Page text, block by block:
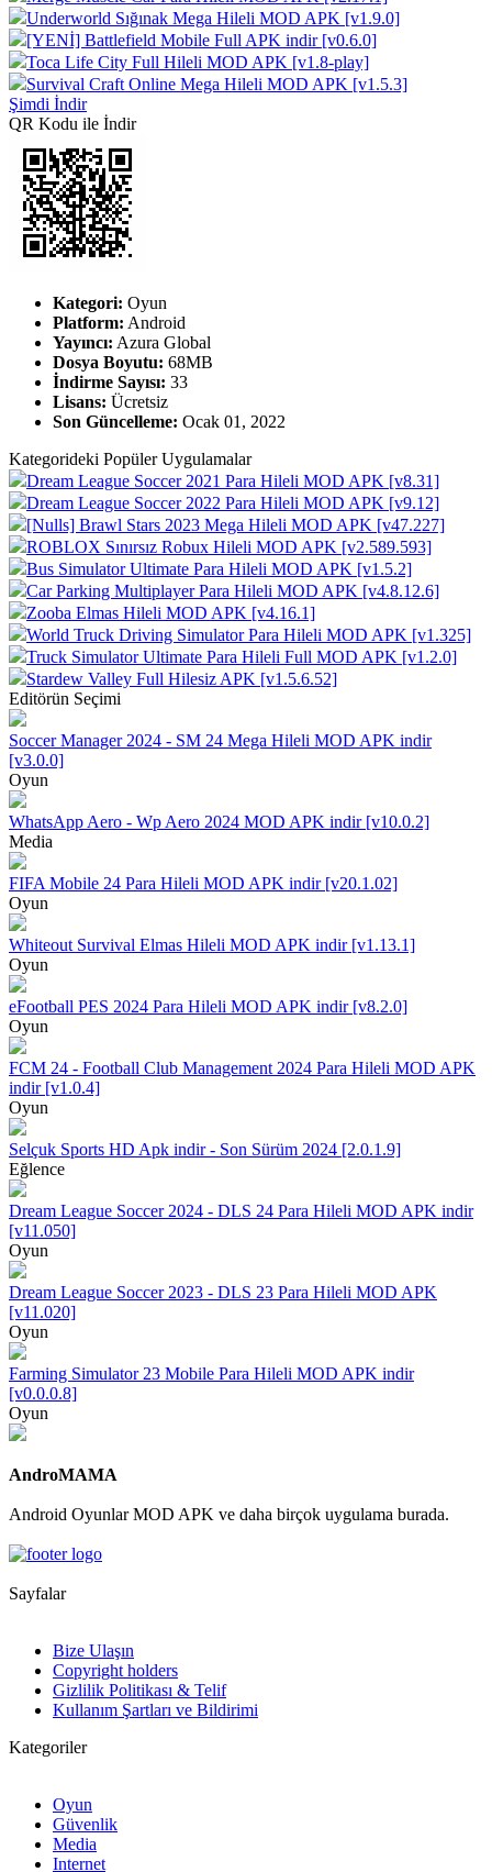
Underworld Sığınak Mega Hileli MOD APK [v1.9.0]
[YENİ] Battlefield Mobile Full APK indir [v0.6.0]
Toca Life City Full Hileli MOD APK [v1.8-play]
Survival Craft Online Mega Hileli MOD APK [v1.5.3]
Şimdi İndir
QR Kodu ile İndir
Kategori: Oyun
Platform: Android
Yayıncı: Azura Global
Dosya Boyutu: 68MB
İndirme Sayısı: 33
Lisans: Ücretsiz
Son Güncelleme: Ocak 01, 2022
Kategorideki Popüler Uygulamalar
Dream League Soccer 2021 Para Hileli MOD APK [v8.31]
Dream League Soccer 2022 Para Hileli MOD APK [v9.12]
[Nulls] Brawl Stars 2023 Mega Hileli MOD APK [v47.227]
ROBLOX Sınırsız Robux Hileli MOD APK [v2.589.593]
Bus Simulator Ultimate Para Hileli MOD APK [v1.5.2]
Car Parking Multiplayer Para Hileli MOD APK [v4.8.12.6]
Zooba Elmas Hileli MOD APK [v4.16.1]
World Truck Driving Simulator Para Hileli MOD APK [v1.325]
Truck Simulator Ultimate Para Hileli Full MOD APK [v1.2.0]
Stardew Valley Full Hilesiz APK [v1.5.6.52]
Editörün Seçimi
Soccer Manager 2024 - SM 24 Mega Hileli MOD APK indir
[v3.0.0]
Oyun
WhatsApp Aero - Wp Aero 2024 MOD APK indir [v10.0.2]
Media
FIFA Mobile 24 Para Hileli MOD APK indir [v20.1.02]
Oyun
Whiteout Survival Elmas Hileli MOD APK indir [v1.13.1]
Oyun
eFootball PES 2024 Para Hileli MOD APK indir [v8.2.0]
Oyun
FCM 24 - Football Club Management 2024 Para Hileli MOD APK
indir [v1.0.4]
Oyun
Selçuk Sports HD Apk indir - Son Sürüm 2024 [2.0.1.9]
Eğlence
Dream League Soccer 2024 - DLS 24 Para Hileli MOD APK indir
[v11.050]
Oyun
Dream League Soccer 2023 - DLS 23 Para Hileli MOD APK
[v11.020]
Oyun
Farming Simulator 23 Mobile Para Hileli MOD APK indir
[v0.0.0.8]
Oyun
AndroMAMA
Android Oyunlar MOD APK ve daha birçok uygulama burada.
Sayfalar
Bize Ulaşın
Copyright holders
Gizlilik Politikası & Telif
Kullanım Şartları ve Bildirimi
Kategoriler
Oyun
Güvenlik
Media
Internet